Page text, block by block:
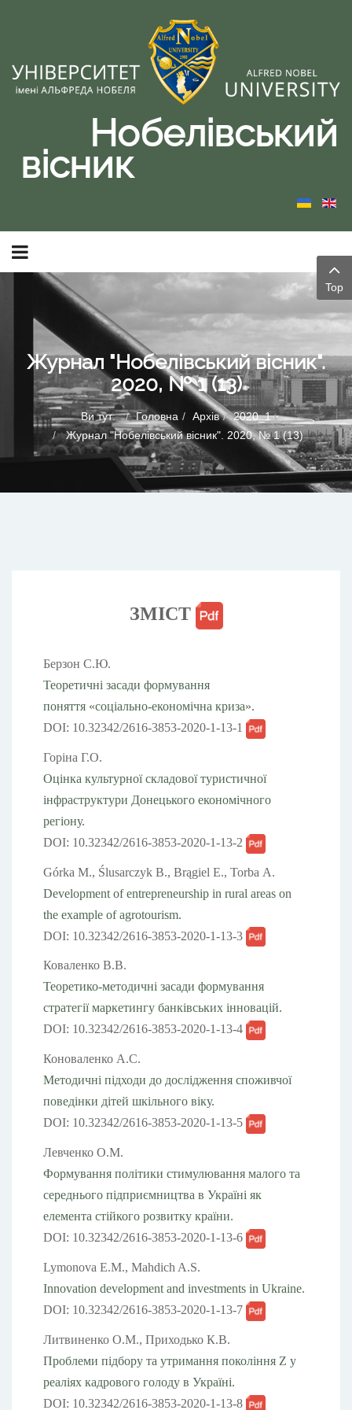
Нобелівський
вісник
Журнал "Нобелівський вісник".
2020, № 1 (13)
Ви тут: Головна Архів
2020_1
Журнал "Нобелівський вісник". 2020, № 1 (13)
ЗМІСТ
Берзон С.Ю.
Теоретичні засади формування
поняття «соціально-економічна криза».
DOI: 10.32342/2616-3853-2020-1-13-1
Горіна Г.О.
Оцінка культурної складової туристичної
інфраструктури Донецького економічного
регіону.
DOI: 10.32342/2616-3853-2020-1-13-2
Górka М., Ślusarczyk В., Brągiel Е., Torba А.
Development of entrepreneurship in rural areas on
the example of agrotourism.
DOI: 10.32342/2616-3853-2020-1-13-3
Коваленко В.В.
Теоретико-методичні засади формування
стратегії маркетингу банківських інновацій.
DOI: 10.32342/2616-3853-2020-1-13-4
Коноваленко А.С.
Методичні підходи до дослідження споживчої
поведінки дітей шкільного віку.
DOI: 10.32342/2616-3853-2020-1-13-5
Левченко О.М.
Формування політики стимулювання малого та
середнього підприємництва в Україні як
елемента стійкого розвитку країни.
DOI: 10.32342/2616-3853-2020-1-13-6
Lymonova E.M., Mahdich A.S.
Innovation development and investments in Ukraine.
DOI: 10.32342/2616-3853-2020-1-13-7
Литвиненко О.М., Приходько К.В.
Проблеми підбору та утримання покоління Z у
реаліях кадрового голоду в Україні.
DOI: 10.32342/2616-3853-2020-1-13-8
Top